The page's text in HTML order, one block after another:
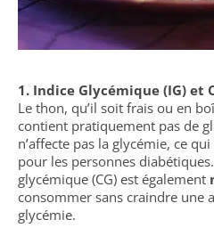
1. Indice Glycémique (IG) et
Le thon, qu’il soit frais ou en
contient pratiquement pas de
n’affecte pas la glycémie, ce
pour les personnes
glycémique (CG) est également
consommer sans craindre une
glycémie.